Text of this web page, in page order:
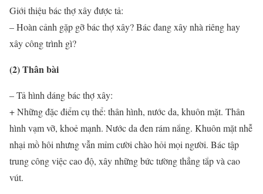
Giới thiệu bác thợ xây được tả:
– Hoàn cảnh gặp gỡ bác thợ xây? Bác đang xây nhà riêng hay
xây công trình gì?
(2) Thân bài
– Tả hình dáng bác thợ xây:
+ Những đặc điểm cụ thể: thân hình, nước da, khuôn mặt. Thân
hình vạm vỡ, khoẻ mạnh. Nước da đen rám nắng. Khuôn mặt nhễ
nhại mồ hôi nhưng vẫn mỉm cười chào hỏi mọi người. Bác tập
trung công việc cao độ, xây những bức tường thẳng tắp và cao
vút.